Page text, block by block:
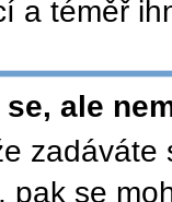
a téměř
ale
pak se